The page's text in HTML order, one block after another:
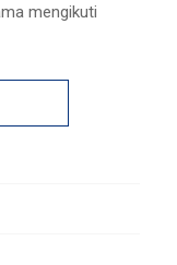
mengikuti